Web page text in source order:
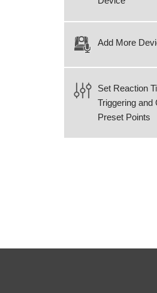
Add More
Set Reaction
Triggering and
Preset Points